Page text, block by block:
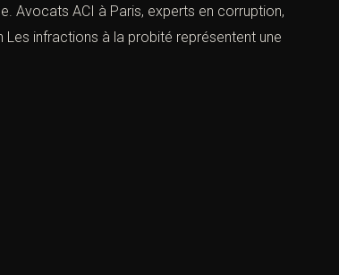
Avocats ACI à Paris, experts en corruption,
infractions à la probité représentent une